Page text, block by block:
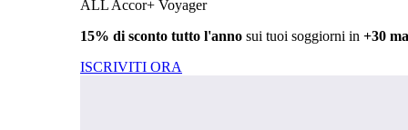
ALL Accor+ Voyager
15% di sconto tutto l'anno sui tuoi soggiorni in +30
ISCRIVITI ORA